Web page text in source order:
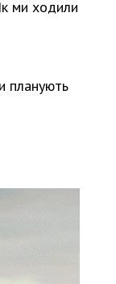
ми ходили
планують